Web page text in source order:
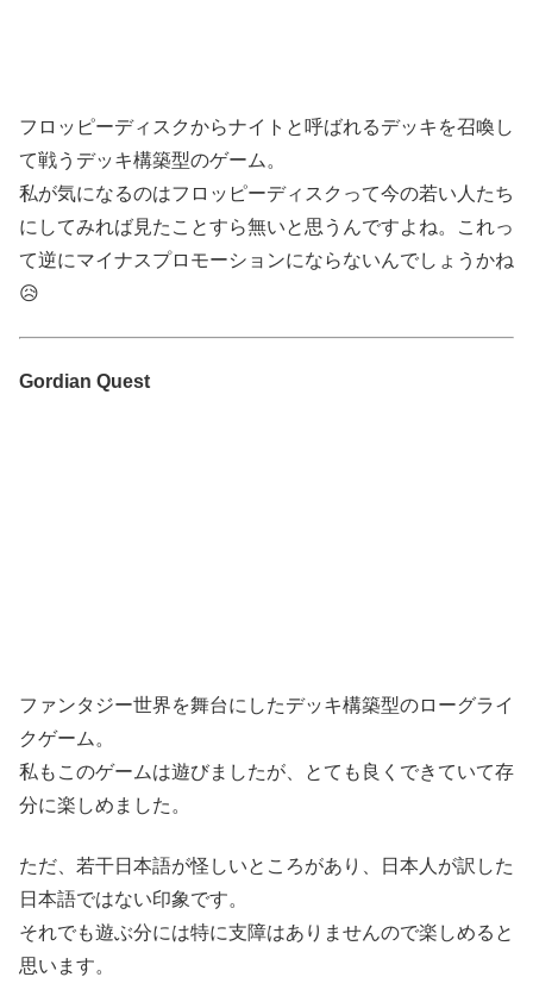
フロッピーディスクからナイトと呼ばれるデッキを召喚し
て戦うデッキ構築型のゲーム。
私が気になるのはフロッピーディスクって今の若い人たち
にしてみれば見たことすら無いと思うんですよね。これっ
て逆にマイナスプロモーションにならないんでしょうかね
😥
Gordian Quest
ファンタジー世界を舞台にしたデッキ構築型のローグライ
クゲーム。
私もこのゲームは遊びましたが、とても良くできていて存
分に楽しめました。
ただ、若干日本語が怪しいところがあり、日本人が訳した
日本語ではない印象です。
それでも遊ぶ分には特に支障はありませんので楽しめると
思います。